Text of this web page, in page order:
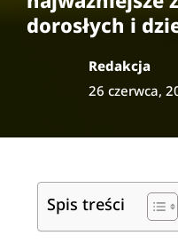
dorosłych i
Redakcja
26 czerwca,
Spis treści